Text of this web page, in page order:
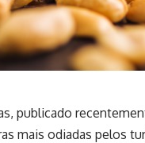
publicado
mais odiadas pelos